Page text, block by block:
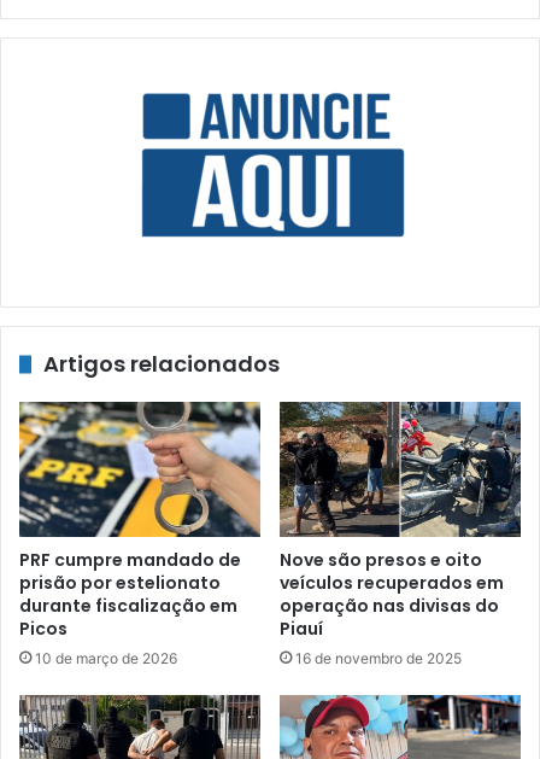
Artigos relacionados
PRF cumpre mandado de
prisão por estelionato
durante fiscalização em
Picos
10 de março de 2026
Nove são presos e oito
veículos recuperados em
operação nas divisas do
Piauí
16 de novembro de 2025